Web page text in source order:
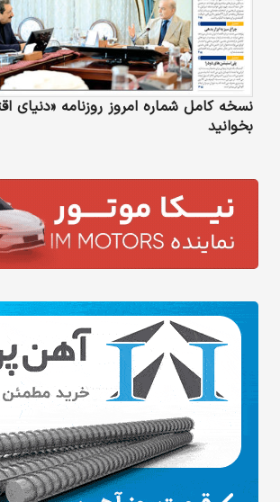
نسخه کامل شماره امروز روزنامه «دنیای‌
بخوانید